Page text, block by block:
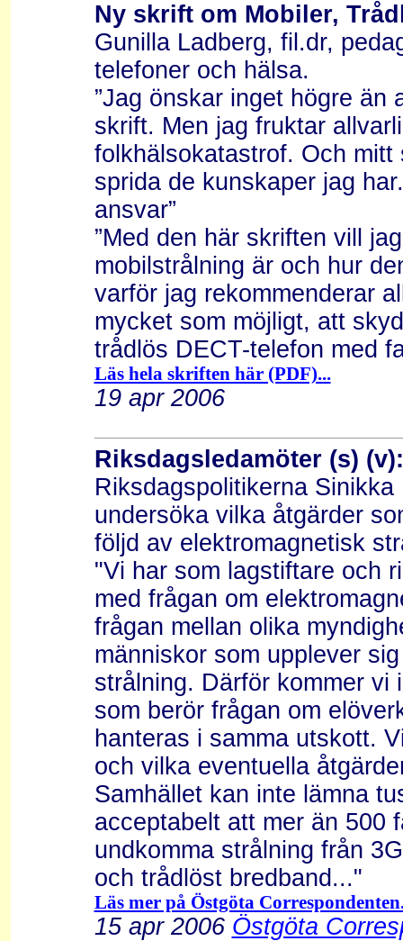
Ny skrift om Mobiler,
Gunilla Ladberg, fil.dr,
telefoner och hälsa.
”Jag önskar inget högre än
skrift. Men jag fruktar
folkhälsokatastrof. Och
sprida de kunskaper jag
ansvar”
”Med den här skriften vill
mobilstrålning är och hur
varför jag rekommenderar
mycket som möjligt, att
trådlös DECT-telefon med
Läs hela skriften här (PDF)...
19 apr 2006
Riksdagsledamöter (s)
Riksdagspolitikerna
undersöka vilka åtgärder
följd av elektromagnetisk
"Vi har som lagstiftare och
med frågan om
frågan mellan olika
människor som upplever
strålning. Därför kommer vi
som berör frågan om
hanteras i samma utskott.
och vilka eventuella
Samhället kan inte lämna
acceptabelt att mer än 500
undkomma strålning från
och trådlöst bredband..."
Läs mer på Östgöta
15 apr 2006 Östgöta